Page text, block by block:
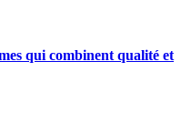
qui combinent qualité et